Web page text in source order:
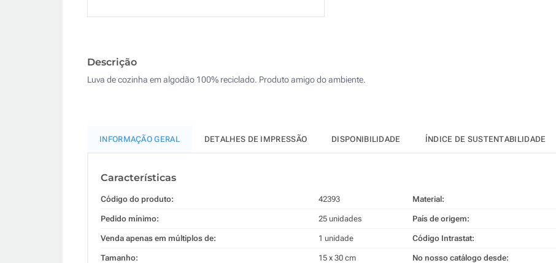
Sem impressão
Descrição
Luva de cozinha em algodão 100% reciclado. Produto amigo do ambiente.
INFORMAÇÃO GERAL DETALHES DE IMPRESSÃO DISPONIBILIDADE ÍNDICE DE SUSTENTABILIDADE
Características
Código do produto: 42393
Pedido mínimo: 25 unidades
Venda apenas em múltiplos de: 1 unidade
Tamanho: 15 x 30 cm
Material:
País de origem:
Código Intrastat:
No nosso catálogo desde: